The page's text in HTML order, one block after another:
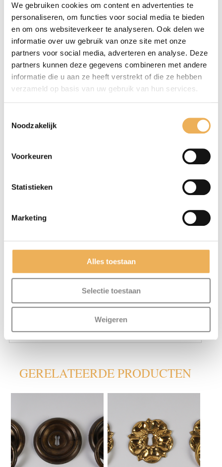
We gebruiken cookies om content en advertenties te
personaliseren, om functies voor social media te bieden
en om ons websiteverkeer te analyseren. Ook delen we
informatie over uw gebruik van onze site met onze
partners voor social media, adverteren en analyse. Deze
partners kunnen deze gegevens combineren met andere
informatie die u aan ze heeft verstrekt of die ze hebben
verzameld op basis van uw gebruik van hun services.
Noodzakelijk
Voorkeuren
Statistieken
Marketing
Alles toestaan
Selectie toestaan
Weigeren
Er zijn nog geen beoordelingen.
Wees de eerste om “Combinaties gegoten/gestanst en
grepen” te beoordelen
Je e-mailadres wordt niet gepubliceerd.
Vereiste velden zijn gemarkeerd met*
Je waardering*
Mijn naam, e-mail en site opslaan in
deze browser voor de volgende keer wanneer
ik een reactie plaats.
GERELATEERDE PRODUCTEN